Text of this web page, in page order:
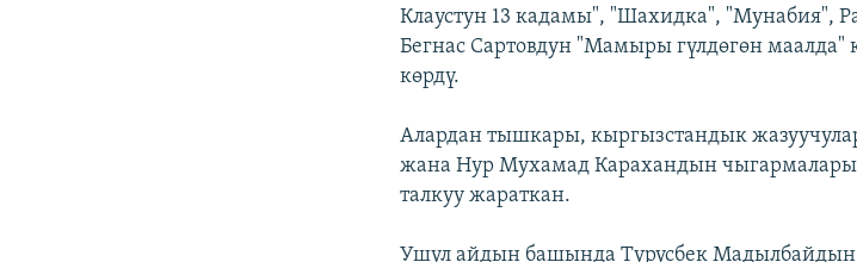
Клаустун 13 кадамы", "Шахидка", "Мунабия",
Бегнас Сартовдун "Мамыры гүлдөгөн маалда"
көрдү.
Алардан тышкары, кыргызстандык
жана Нур Мухамад Карахандын
талкуу жараткан.
Ушул айдын башында Турусбек Мадылбайдын